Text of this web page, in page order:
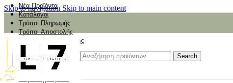
Skip to navigation Skip to main content
Νέα Προϊόντα
Κατάλογοι
Τρόποι Πληρωμής
Τρόποι Αποστολής
Αναζήτηση Αποστολής
Αξιολόγηση
Search
Φωτιστικά
Φωτιστικά Κήπου
Πάνελ Οροφής